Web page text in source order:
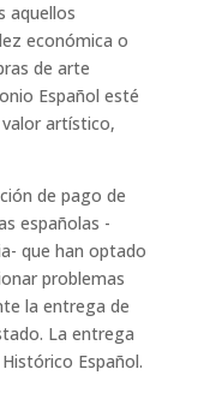
aquellos
económica o
de arte
Español esté
artístico,
de pago de
españolas -
que han optado
problemas
la entrega de
La entrega
Español.